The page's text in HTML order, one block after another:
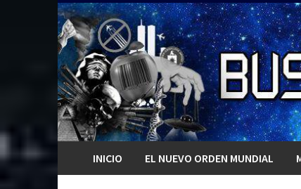
Saltar
al
contenido
INICIO EL NUEVO ORDEN MUNDIAL